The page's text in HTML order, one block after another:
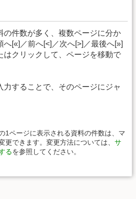
の件数が多く、複数ページに分か
[«]／前へ[<]／次へ[>]／最後へ[»]
はクリックして、ページを移動で
力することで、そのページにジャ
1ページに表示される資料の件数は、マ
更できます。変更方法については、 サ
るを参照してください。